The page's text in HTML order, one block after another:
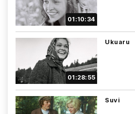
01:10:34
01:28:55
Ukuaru
Suvi